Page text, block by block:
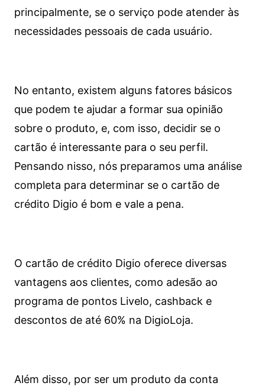
principalmente, se o serviço pode atender às
necessidades pessoais de cada usuário.
No entanto, existem alguns fatores básicos
que podem te ajudar a formar sua opinião
sobre o produto, e, com isso, decidir se o
cartão é interessante para o seu perfil.
Pensando nisso, nós preparamos uma análise
completa para determinar se o cartão de
crédito Digio é bom e vale a pena.
O cartão de crédito Digio oferece diversas
vantagens aos clientes, como adesão ao
programa de pontos Livelo, cashback e
descontos de até 60% na DigioLoja.
Além disso, por ser um produto da conta